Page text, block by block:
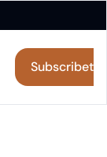
Subscribete